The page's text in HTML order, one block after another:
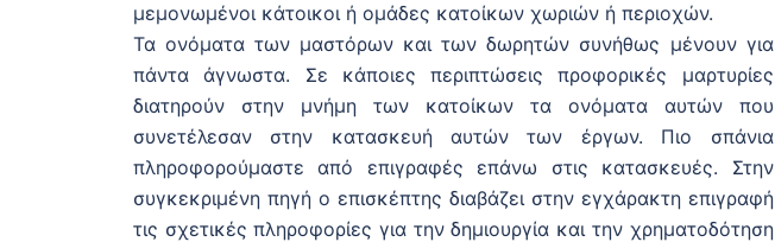
μεμονωμένοι κάτοικοι ή ομάδες κατοίκων χωριών ή περιοχών.
Τα ονόματα των μαστόρων και των δωρητών συνήθως μένουν για
πάντα άγνωστα. Σε κάποιες περιπτώσεις προφορικές μαρτυρίες
διατηρούν στην μνήμη των κατοίκων τα ονόματα αυτών που
συνετέλεσαν στην κατασκευή αυτών των έργων. Πιο σπάνια
πληροφορούμαστε από επιγραφές επάνω στις κατασκευές. Στην
συγκεκριμένη πηγή ο επισκέπτης διαβάζει στην εγχάρακτη επιγραφή
τις σχετικές πληροφορίες για την δημιουργία και την χρηματοδότηση